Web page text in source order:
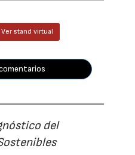
Ver stand virtual
del